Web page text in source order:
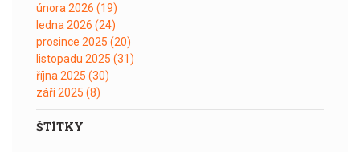
února 2026 (19)
ledna 2026 (24)
prosince 2025 (20)
listopadu 2025 (31)
října 2025 (30)
září 2025 (8)
ŠTÍTKY